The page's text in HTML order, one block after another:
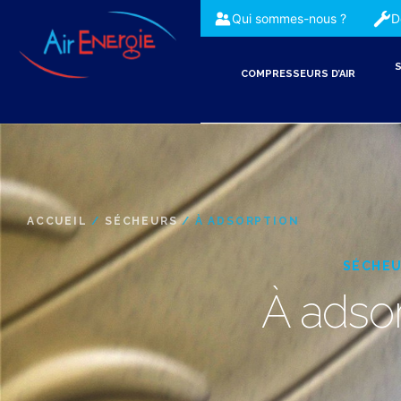
Qui sommes-nous ?
COMPRESSEURS D’AIR
ACCUEIL / SÉCHEURS/ À ADSORPTION
À